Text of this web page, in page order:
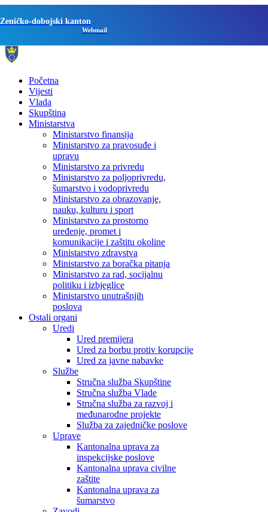
Zeničko-dobojski kanton
Webmail
Početna
Vijesti
Vlada
Skupština
Ministarstva
Ministarstvo finansija
Ministarstvo za pravosuđe i
upravu
Ministarstvo za privredu
Ministarstvo za poljoprivredu,
šumarstvo i vodoprivredu
Ministarstvo za obrazovanje,
nauku, kulturu i sport
Ministarstvo za prostorno
uređenje, promet i
komunikacije i zaštitu okoline
Ministarstvo zdravstva
Ministarstvo za boračka pitanja
Ministarstvo za rad, socijalnu
politiku i izbjeglice
Ministarstvo unutrašnjih
poslova
Ostali organi
Uredi
Ured premijera
Ured za borbu protiv korupcije
Ured za javne nabavke
Službe
Stručna služba Skupštine
Stručna služba Vlade
Stručna služba za razvoj i
međunarodne projekte
Služba za zajedničke poslove
Uprave
Kantonalna uprava za
inspekcijske poslove
Kantonalna uprava civilne
zaštite
Kantonalna uprava za
šumarstvo